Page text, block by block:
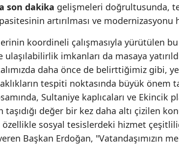
son dakika gelişmeleri doğrultusunda,
artırılması ve modernizasyonu
koordineli çalışmasıyla yürütülen
ulaşılabilirlik imkanları da masaya
daha önce de belirttiğimiz gibi,
tespiti noktasında büyük önem
Sultaniye kaplıcaları ve Ekincik
değer bir kez daha altı çizilen
özellikle sosyal tesislerdeki hizmet
Başkan Erdoğan, "Vatandaşımızın